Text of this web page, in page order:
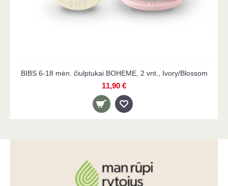
BIBS 6-18 mėn. čiulptukai BOHEME, 2 vnt., Ivory/Blossom
11,90 €